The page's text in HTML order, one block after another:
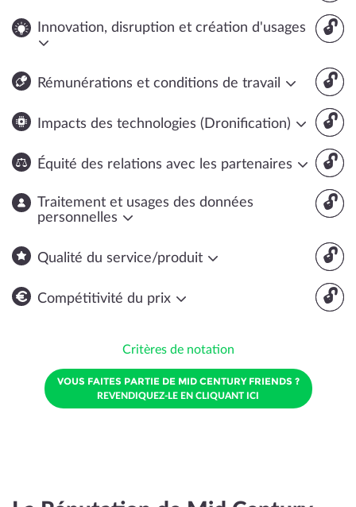
🔓
Innovation, disruption et création d'usages
🔓
Rémunérations et conditions de travail
🔓
Impacts des technologies (Dronification)
🔓
Équité des relations avec les partenaires
🔓
Traitement et usages des données
personnelles
🔓
Qualité du service/produit
🔓
Compétitivité du prix
Critères de notation
VOUS FAITES PARTIE DE MID CENTURY FRIENDS ?
REVENDIQUEZ-LE EN CLIQUANT ICI